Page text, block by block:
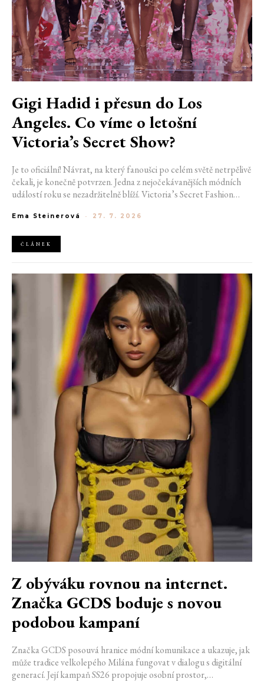
Gigi Hadid i přesun do Los
Angeles. Co víme o letošní
Victoria’s Secret Show?
Je to oficiální! Návrat, na který fanoušci po celém světě netrpělivě
čekali, je konečně potvrzen. Jedna z nejočekávanějších módních
událostí roku se nezadržitelně blíží. Victoria’s Secret Fashion
už potvrdili místo konání i jméno první modelky, která se letos
Ema Steinerová - 27. 7. 2026
ČLÁNEK
Z obýváku rovnou na internet.
Značka GCDS boduje s novou
podobou kampaní
Značka GCDS posouvá hranice módní komunikace a ukazuje, jak
může tradice velkolepého Milána fungovat v dialogu s digitální
generací. Její kampaň SS26 propojuje osobní prostor,